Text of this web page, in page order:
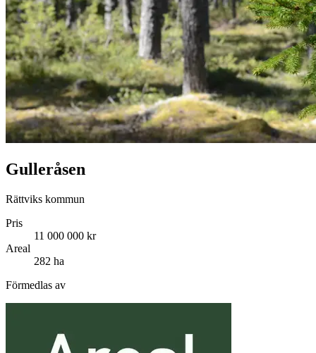
Gulleråsen
Rättviks kommun
Pris
11 000 000 kr
Areal
282 ha
Förmedlas av